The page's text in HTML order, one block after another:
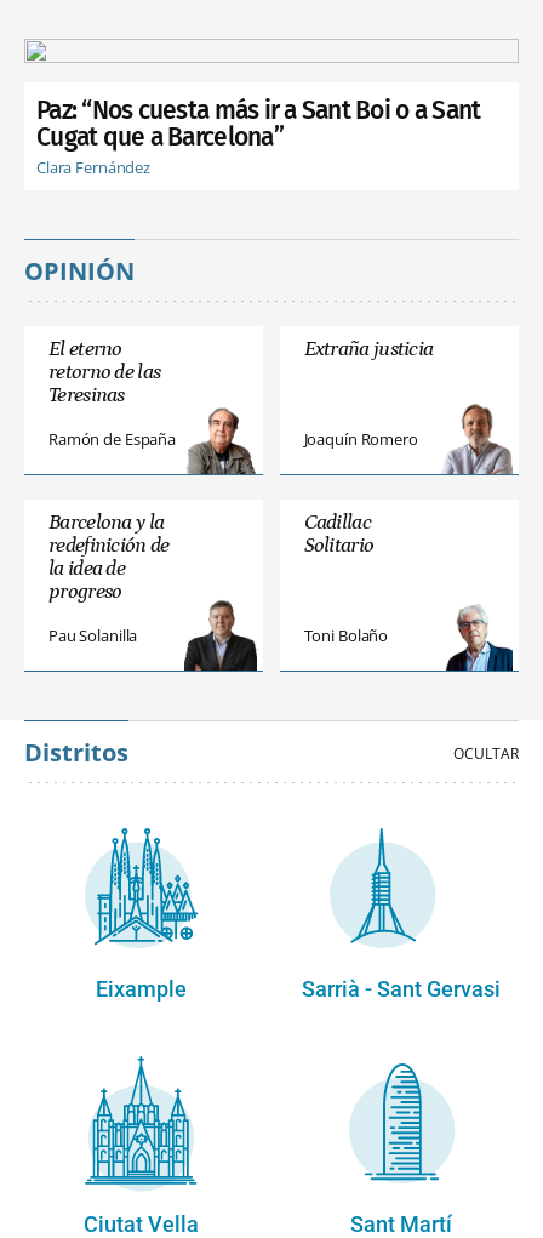
Paz: “Nos cuesta más ir a Sant Boi o a Sant
Cugat que a Barcelona”
Clara Fernández
OPINIÓN
El eterno
retorno de las
Teresinas
Ramón de España
Extraña justicia
Joaquín Romero
Barcelona y la
redefinición de
la idea de
progreso
Pau Solanilla
Cadillac
Solitario
Toni Bolaño
Distritos
Eixample Sarrià - Sant Gervasi
Ciutat Vella Sant Martí